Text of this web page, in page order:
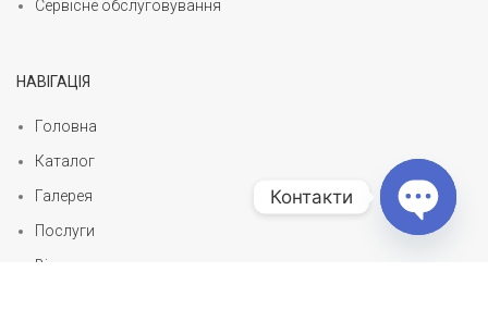
Сервісне обслуговування
НАВІГАЦІЯ
Головна
Каталог
Галерея
Послуги
Відгуки
Контакти